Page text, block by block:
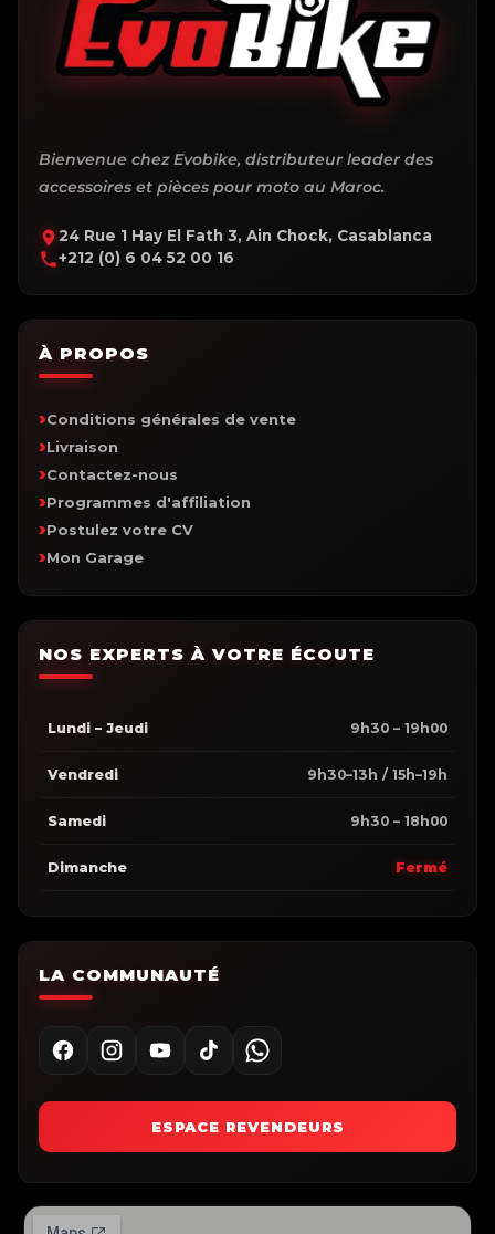
Bienvenue chez Evobike, distributeur leader des
accessoires et pièces pour moto au Maroc.
24 Rue 1 Hay El Fath 3, Ain Chock, Casablanca
+212 (0) 6 04 52 00 16
À PROPOS
Conditions générales de vente
Livraison
Contactez-nous
Programmes d'affiliation
Postulez votre CV
Mon Garage
NOS EXPERTS À VOTRE ÉCOUTE
Lundi – Jeudi 9h30 – 19h00
Vendredi 9h30–13h / 15h–19h
Samedi 9h30 – 18h00
Dimanche Fermé
LA COMMUNAUTÉ
ESPACE REVENDEURS